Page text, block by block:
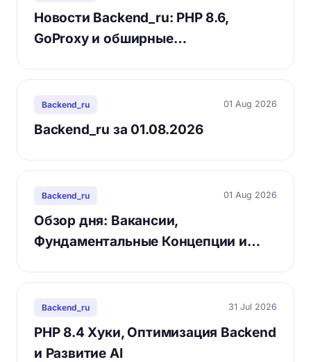
Новости Backend_ru: PHP 8.6,
GoProxy и обширные…
Backend_ru 01 Aug 2026
Backend_ru за 01.08.2026
Backend_ru 01 Aug 2026
Обзор дня: Вакансии,
Фундаментальные Концепции и…
Backend_ru 31 Jul 2026
PHP 8.4 Хуки, Оптимизация Backend
и Развитие AI